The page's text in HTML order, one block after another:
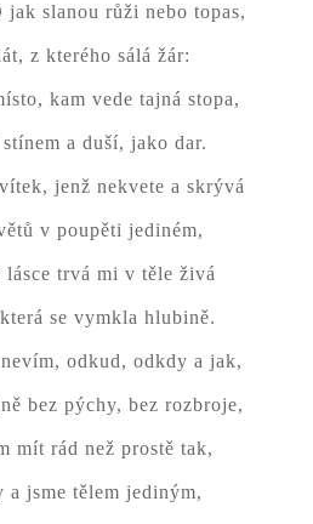
slanou růži nebo topas,
z kterého sálá žár:
kam vede tajná stopa,
a duší, jako dar.
jenž nekvete a skrývá
v poupěti jediném,
lásce trvá mi v těle živá
se vymkla hlubině.
odkud, odkdy a jak,
bez pýchy, bez rozbroje,
mít rád než prostě tak,
a jsme tělem jediným,